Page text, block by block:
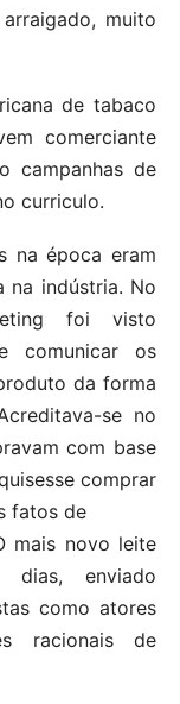
muito
de tabaco
comerciante
campanhas de
curriculo.
na época eram
na indústria. No
foi visto
comunicar os
da forma
se no
com base
comprar
fatos de
mais novo leite
enviado
como atores
racionais de